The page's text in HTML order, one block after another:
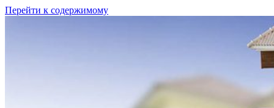
Перейти к содержимому